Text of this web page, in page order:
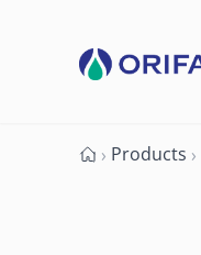
Forside
› Products ›